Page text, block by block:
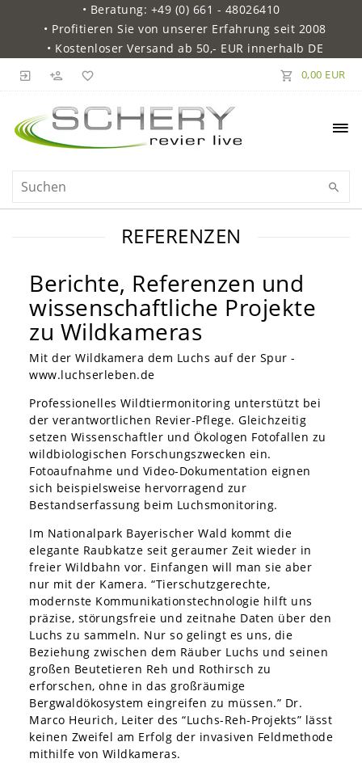
• Beratung: +49 (0) 661 - 48026410
• Profitieren Sie von unserer Erfahrung seit 2008
• Kostenloser Versand ab 50,- EUR innerhalb DE
0,00 EUR
REFERENZEN
Berichte, Referenzen und
wissenschaftliche Projekte
zu Wildkameras
Mit der Wildkamera dem Luchs auf der Spur -
www.luchserleben.de
Professionelles Wildtiermonitoring unterstützt bei
der verantwortlichen Revier-Pflege. Gleichzeitig
setzen Wissenschaftler und Ökologen Fotofallen zu
wildbiologischen Forschungszwecken ein.
Fotoaufnahme und Video-Dokumentation eignen
sich beispielsweise hervorragend zur
Bestandserfassung beim Luchsmonitoring.
Im Nationalpark Bayerischer Wald kommt die
elegante Raubkatze seit geraumer Zeit wieder in
freier Wildbahn vor. Einfangen will man sie aber
nur mit der Kamera. “Tierschutzgerechte,
modernste Kommunikationstechnologie hilft uns
präzise, störungsfreie und zeitnahe Daten über den
Luchs zu sammeln. Nur so gelingt es uns, die
Beziehung zwischen dem Räuber Luchs und seinen
großen Beutetieren Reh und Rothirsch zu
erforschen, ohne in das großräumige
Bergwaldökosystem eingreifen zu müssen.” Dr.
Marco Heurich, Leiter des “Luchs-Reh-Projekts” lässt
keinen Zweifel am Erfolg der invasiven Feldmethode
mithilfe von Wildkameras.